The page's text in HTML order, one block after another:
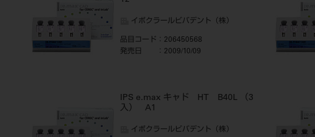
イボクラールビバデント（株）
品目コード ：206450568
発売日
：2009/10/09
IPS e.max キャド HT B40L （3
入） A1
イボクラールビバデント（株）